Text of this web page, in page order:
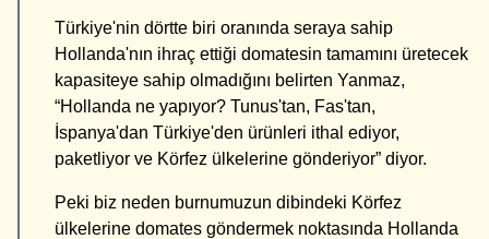
Türkiye'nin dörtte biri oranında seraya sahip
Hollanda'nın ihraç ettiği domatesin tamamını üretecek
kapasiteye sahip olmadığını belirten Yanmaz,
“Hollanda ne yapıyor? Tunus'tan, Fas'tan,
İspanya'dan Türkiye'den ürünleri ithal ediyor,
paketliyor ve Körfez ülkelerine gönderiyor” diyor.
Peki biz neden burnumuzun dibindeki Körfez
ülkelerine domates göndermek noktasında Hollanda